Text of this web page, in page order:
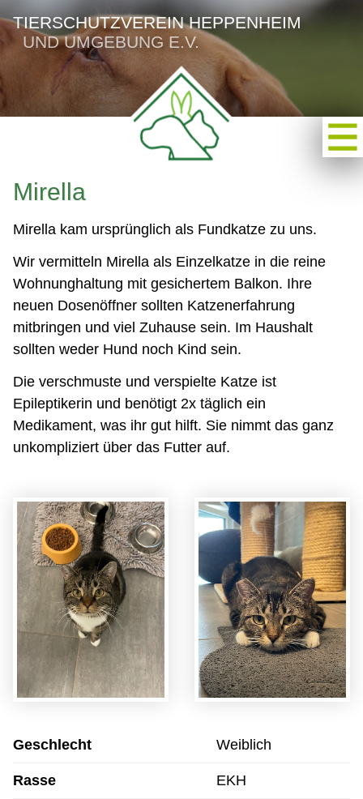
TIERSCHUTZVEREIN HEPPENHEIM
UND UMGEBUNG E.V.
Mirella
Mirella kam ursprünglich als Fundkatze zu uns.
Wir vermitteln Mirella als Einzelkatze in die reine
Wohnunghaltung mit gesichertem Balkon. Ihre
neuen Dosenöffner sollten Katzenerfahrung
mitbringen und viel Zuhause sein. Im Haushalt
sollten weder Hund noch Kind sein.
Die verschmuste und verspielte Katze ist
Epileptikerin und benötigt 2x täglich ein
Medikament, was ihr gut hilft. Sie nimmt das ganz
unkompliziert über das Futter auf.
Geschlecht Weiblich
Rasse EKH